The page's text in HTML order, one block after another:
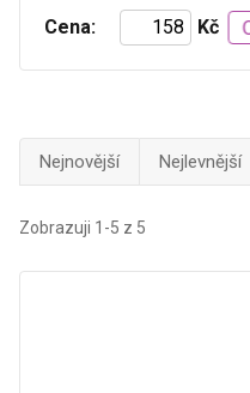
Cena: Kč
Nejnovější Nejlevnější
Zobrazuji 1-5 z 5